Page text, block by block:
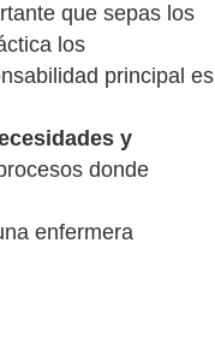
que sepas los
los
principal es
y
donde
enfermera